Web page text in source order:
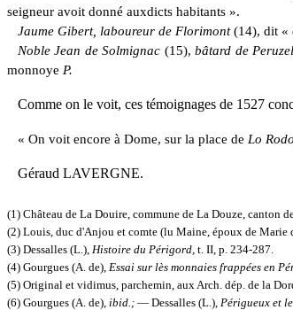
seigneur avoit donné auxdicts habitants ».
Jaume Gibert, laboureur de Florimont(14), dit «
NobleJean de Solmignac (15),bâtard de Peruzel
monnoye P.
Comme on le voit, ces témoignages de 1527
« On voit encore à Dome, sur la place de Lo
Géraud LAVERGNE.
(1) Château de La Douire, commune de La Douze, canton
(2) Louis, duc d'Anjou et comte (lu Maine, époux de Marie
(3) Dessalles (L.), Histoire du Périgord, t. II, p. 234-287.
(4) Gourgues (A. de), Essai sur lès monnaies frappées en
(5) Original et vidimus, parchemin, aux Arch. dép. de la
(6) Gourgues (A. de), ibid.; — Dessalles (L.), Périgueux et